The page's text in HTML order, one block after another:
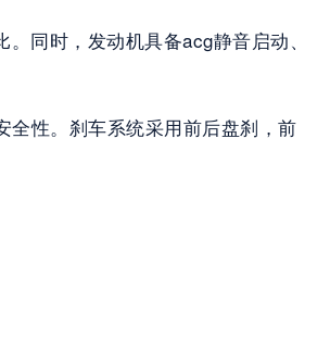
同时，发动机具备acg静音启动、
性。刹车系统采用前后盘刹，前